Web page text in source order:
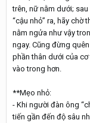
trên, nữ nằm dưới;
“cậu nhỏ” ra, hãy chờ
nằm ngửa như vậy
ngay. Cũng đừng
phần thân dưới của
vào trong hơn.
**Mẹo nhỏ:
- Khi người đàn ông
tiến gần đến độ sâu